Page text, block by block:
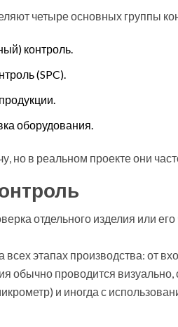
четыре основных группы
контроль.
(SPC).
оборудования.
но в реальном проекте они
отдельного изделия или
этапах производства: от
обычно проводится
и иногда с